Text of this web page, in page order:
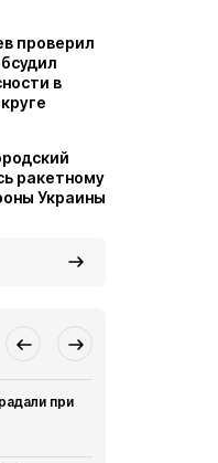
проверил
в
ракетному
Украины
при